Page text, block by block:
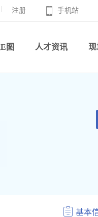
注册 手机站
图 人才资讯 现
基本